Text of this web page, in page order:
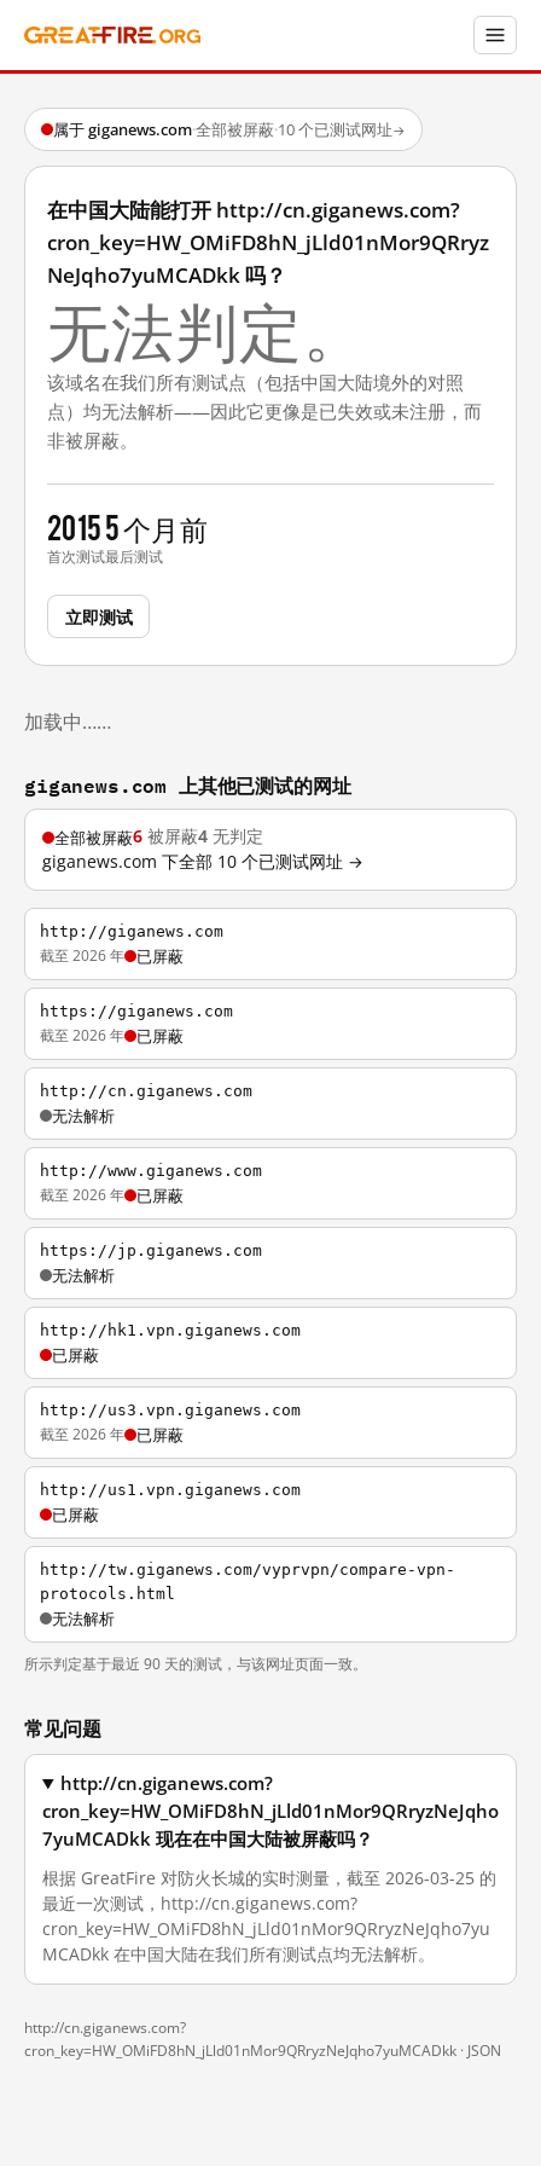
属于 giganews.com·全部被屏蔽·10 个已测试网址→
在中国大陆能打开 http://cn.giganews.com?
cron_key=HW_OMiFD8hN_jLld01nMor9QRryz
NeJqho7yuMCADkk 吗？
无法判定。
该域名在我们所有测试点（包括中国大陆境外的对照
点）均无法解析——因此它更像是已失效或未注册，而
非被屏蔽。
2015
首次测试
5 个月前
最后测试
立即测试
加载中……
giganews.com 上其他已测试的网址
全部被屏蔽6 被屏蔽4 无判定
giganews.com 下全部 10 个已测试网址 →
http://giganews.com
截至 2026 年 已屏蔽
https://giganews.com
截至 2026 年 已屏蔽
http://cn.giganews.com
无法解析
http://www.giganews.com
截至 2026 年 已屏蔽
https://jp.giganews.com
无法解析
http://hk1.vpn.giganews.com
已屏蔽
http://us3.vpn.giganews.com
截至 2026 年 已屏蔽
http://us1.vpn.giganews.com
已屏蔽
http://tw.giganews.com/vyprvpn/compare-vpn-
protocols.html
无法解析
所示判定基于最近 90 天的测试，与该网址页面一致。
常见问题
http://cn.giganews.com?
cron_key=HW_OMiFD8hN_jLld01nMor9QRryzNeJqho
7yuMCADkk 现在在中国大陆被屏蔽吗？
根据 GreatFire 对防火长城的实时测量，截至 2026-03-25 的
最近一次测试，http://cn.giganews.com?
cron_key=HW_OMiFD8hN_jLld01nMor9QRryzNeJqho7yu
MCADkk 在中国大陆在我们所有测试点均无法解析。
http://cn.giganews.com?
cron_key=HW_OMiFD8hN_jLld01nMor9QRryzNeJqho7yuMCADkk · JSON